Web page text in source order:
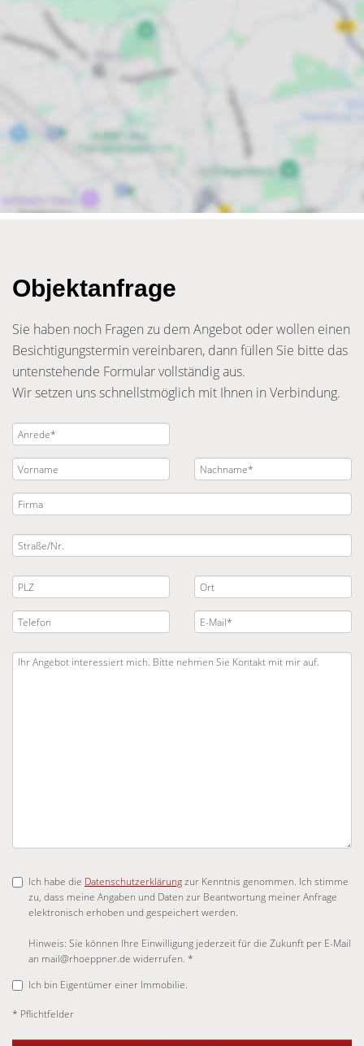
Objektanfrage
Sie haben noch Fragen zu dem Angebot oder wollen einen
Besichtigungstermin vereinbaren, dann füllen Sie bitte das
untenstehende Formular vollständig aus.
Wir setzen uns schnellstmöglich mit Ihnen in Verbindung.
Ich habe die Datenschutzerklärungzur Kenntnis genommen. Ich stimme
zu, dass meine Angaben und Daten zur Beantwortung meiner Anfrage
elektronisch erhoben und gespeichert werden.
Hinweis: Sie können Ihre Einwilligung jederzeit für die Zukunft per E-Mail
an mail@rhoeppner.de widerrufen. *
Ich bin Eigentümer einer Immobilie.
* Pflichtfelder